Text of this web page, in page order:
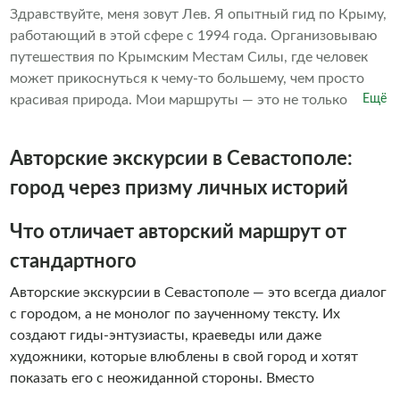
показывать знакомые места с новой, неожиданной
стороны. Ежедневные выезды из Севастополя. Почему
выбирают нас: – Небольшие группы – Живые и
увлекательные экскурсии – Местные гиды, которые
любят свою работу – Возможность создания
Крымом особенным!
Здравствуйте, меня зовут Лев. Я опытный гид по Крыму,
работающий в этой сфере с 1994 года. Организовываю
путешествия по Крымским Местам Силы, где человек
может прикоснуться к чему-то большему, чем просто
красивая природа. Мои маршруты — это не только
экстрим-практикам (в том числе по хождению по углям),
походные бани в горах, медитации на рассвете и закате,
просто посетить места, а прочувствовать его. Ощутить
индивидуальный поход или на индивидуальную
экскурсию.
Ещё
Авторские экскурсии в Севастополе:
город через призму личных историй
Что отличает авторский маршрут от
стандартного
Авторские экскурсии в Севастополе — это всегда диалог
с городом, а не монолог по заученному тексту. Их
создают гиды-энтузиасты, краеведы или даже
художники, которые влюблены в свой город и хотят
показать его с неожиданной стороны. Вместо